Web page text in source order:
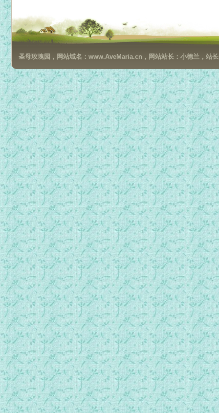
圣母玫瑰园，网站域名：www.AveMaria.cn，网站站长：小德兰，